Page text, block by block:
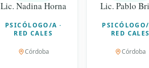
Lic. Nadina Horna
PSICÓLOGO/A ·
RED CALES
Córdoba
Lic. Pablo
PSICÓLOGO/
RED CALES
Córdoba